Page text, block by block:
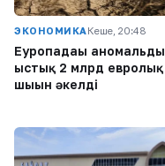
ЭКОНОМИКАКеше, 20:48
Еуропадағы аномальды
ыстық 2 млрд евролық
шығын әкелді